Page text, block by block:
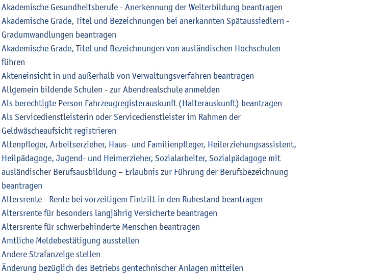
Akademische Gesundheitsberufe - Anerkennung der Weiterbildung beantragen
Akademische Grade, Titel und Bezeichnungen bei anerkannten Spätaussiedlern -
Gradumwandlungen beantragen
Akademische Grade, Titel und Bezeichnungen von ausländischen Hochschulen
führen
Akteneinsicht in und außerhalb von Verwaltungsverfahren beantragen
Allgemein bildende Schulen - zur Abendrealschule anmelden
Als berechtigte Person Fahrzeugregisterauskunft (Halterauskunft) beantragen
Als Servicedienstleisterin oder Servicedienstleister im Rahmen der
Geldwäscheaufsicht registrieren
Altenpfleger, Arbeitserzieher, Haus- und Familienpfleger, Heilerziehungsassistent,
Heilpädagoge, Jugend- und Heimerzieher, Sozialarbeiter, Sozialpädagoge mit
ausländischer Berufsausbildung – Erlaubnis zur Führung der Berufsbezeichnung
beantragen
Altersrente - Rente bei vorzeitigem Eintritt in den Ruhestand beantragen
Altersrente für besonders langjährig Versicherte beantragen
Altersrente für schwerbehinderte Menschen beantragen
Amtliche Meldebestätigung ausstellen
Andere Strafanzeige stellen
Änderung bezüglich des Betriebs gentechnischer Anlagen mitteilen